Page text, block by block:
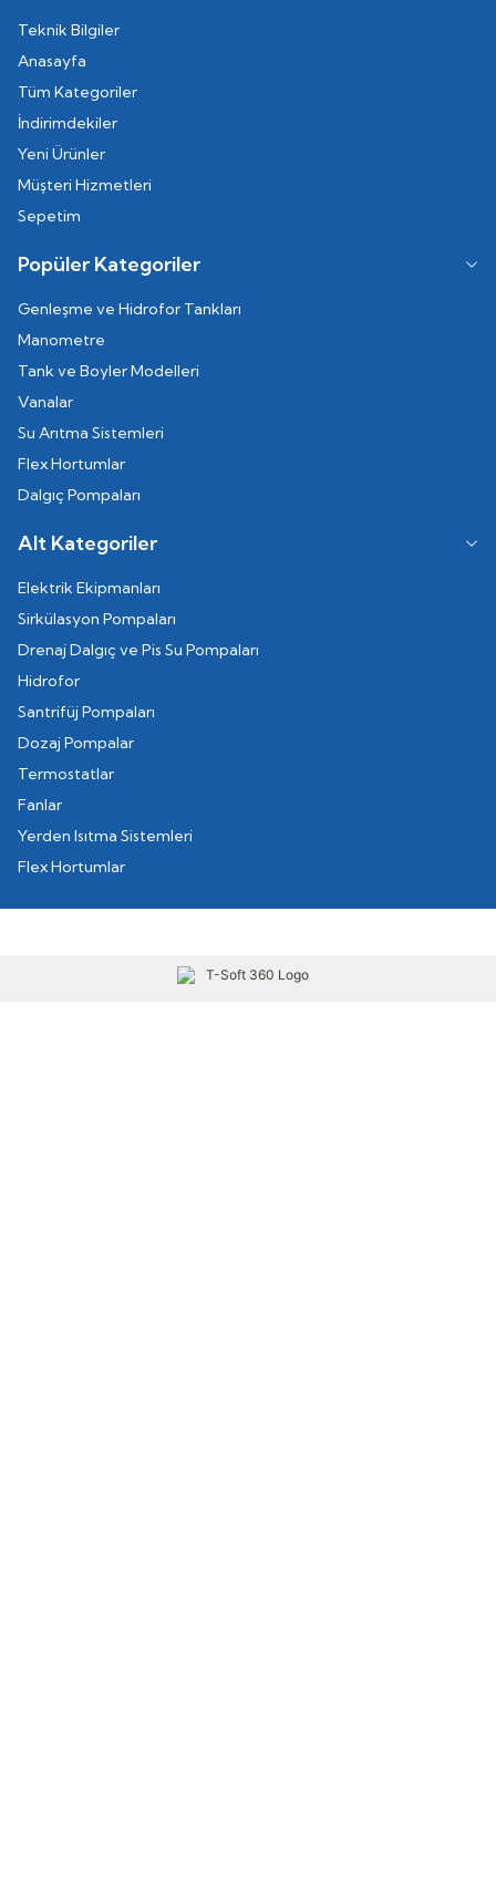
Teknik Bilgiler
Anasayfa
Tüm Kategoriler
İndirimdekiler
Yeni Ürünler
Müşteri Hizmetleri
Sepetim
Popüler Kategoriler
Genleşme ve Hidrofor Tankları
Manometre
Tank ve Boyler Modelleri
Vanalar
Su Arıtma Sistemleri
Flex Hortumlar
Dalgıç Pompaları
Alt Kategoriler
Elektrik Ekipmanları
Sirkülasyon Pompaları
Drenaj Dalgıç ve Pis Su Pompaları
Hidrofor
Santrifüj Pompaları
Dozaj Pompalar
Termostatlar
Fanlar
Yerden Isıtma Sistemleri
Flex Hortumlar